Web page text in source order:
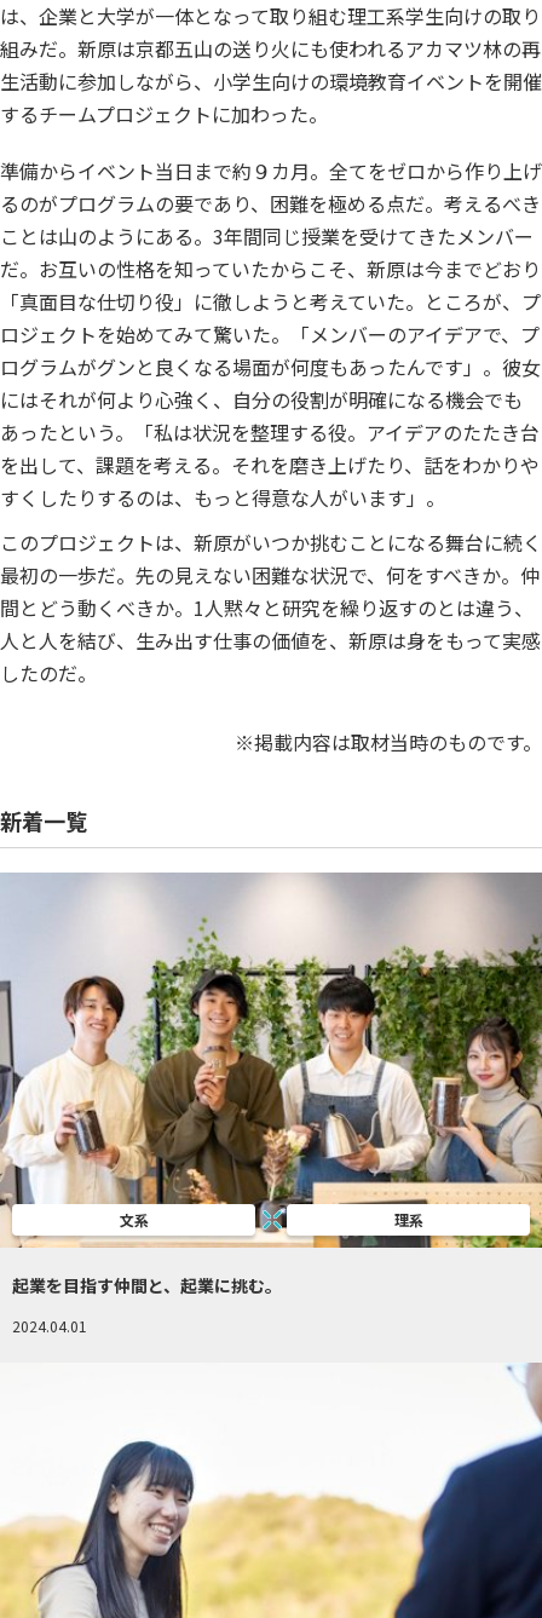
は、企業と大学が一体となって取り組む理工系学生向けの取り
組みだ。新原は京都五山の送り火にも使われるアカマツ林の再
生活動に参加しながら、小学生向けの環境教育イベントを開催
するチームプロジェクトに加わった。
準備からイベント当日まで約９カ月。全てをゼロから作り上げ
るのがプログラムの要であり、困難を極める点だ。考えるべき
ことは山のようにある。3年間同じ授業を受けてきたメンバー
だ。お互いの性格を知っていたからこそ、新原は今までどおり
「真面目な仕切り役」に徹しようと考えていた。ところが、プ
ロジェクトを始めてみて驚いた。「メンバーのアイデアで、プ
ログラムがグンと良くなる場面が何度もあったんです」。彼女
にはそれが何より心強く、自分の役割が明確になる機会でも
あったという。「私は状況を整理する役。アイデアのたたき台
を出して、課題を考える。それを磨き上げたり、話をわかりや
すくしたりするのは、もっと得意な人がいます」。
このプロジェクトは、新原がいつか挑むことになる舞台に続く
最初の一歩だ。先の見えない困難な状況で、何をすべきか。仲
間とどう動くべきか。1人黙々と研究を繰り返すのとは違う、
人と人を結び、生み出す仕事の価値を、新原は身をもって実感
したのだ。
※掲載内容は取材当時のものです。
新着一覧
文系 理系
起業を目指す仲間と、起業に挑む。
2024.04.01